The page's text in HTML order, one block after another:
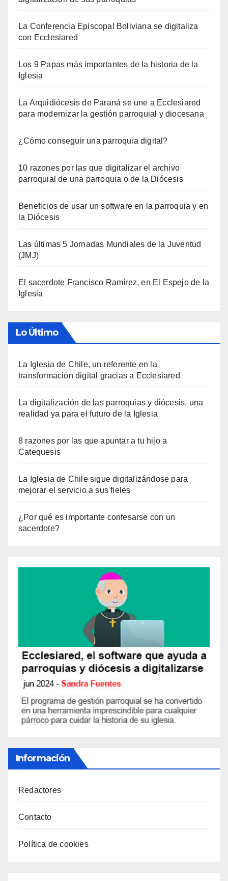
La Conferencia Episcopal Boliviana se digitaliza
con Ecclesiared
Los 9 Papas más importantes de la historia de la
Iglesia
La Arquidiócesis de Paraná se une a Ecclesiared
para modernizar la gestión parroquial y diocesana
¿Cómo conseguir una parroquia digital?
10 razones por las que digitalizar el archivo
parroquial de una parroquia o de la Diócesis
Beneficios de usar un software en la parroquia y en
la Diócesis
Las últimas 5 Jornadas Mundiales de la Juventud
(JMJ)
El sacerdote Francisco Ramírez, en El Espejo de la
Iglesia
Lo Último
La Iglesia de Chile, un referente en la
transformación digital gracias a Ecclesiared
La digitalización de las parroquias y diócesis, una
realidad ya para el futuro de la Iglesia
8 razones por las que apuntar a tu hijo a
Catequesis
La Iglesia de Chile sigue digitalizándose para
mejorar el servicio a sus fieles
¿Por qué es importante confesarse con un
sacerdote?
Información
Redactores
Contacto
Política de cookies